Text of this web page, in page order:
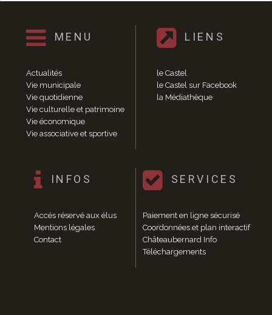
Vie quotidienne
Relais Assistantes Maternelles
Écoles
Garderies
Restauration scolaire
Centres de loisirs
Jardins familiaux
Règlementation accessibilité
La M.D.P.H.
Aménagements en accessibilité
MENU
Actualités
Vie municipale
Vie quotidienne
Vie culturelle et patrimoine
Vie économique
Vie associative et sportive
LIENS
le Castel
le Castel sur Facebook
la Médiathèque
INFOS
Accés réservé aux élus
Mentions légales
Contact
SERVICES
Paiement en ligne sécurisé
Coordonnées et plan interactif
Châteaubernard Info
Téléchargements